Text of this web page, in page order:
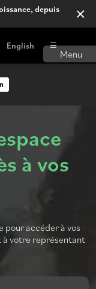
depuis
English
à vos
pour accéder à vos
à votre représentant